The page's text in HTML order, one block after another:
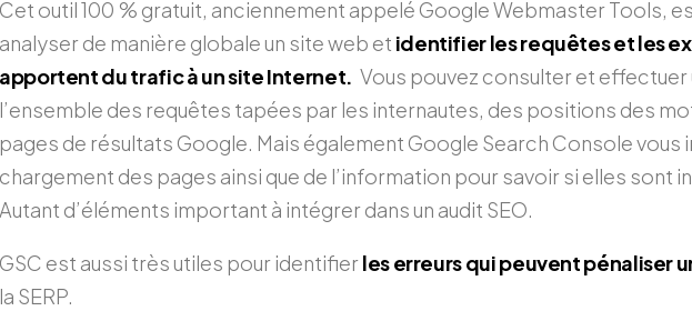
Cet outil 100 % gratuit, anciennement appelé Google Webmaster Tools,
analyser de manière globale un site web et identifier les requêtes et les
apportent du trafic à un site Internet. Vous pouvez consulter et effectuer
l’ensemble des requêtes tapées par les internautes, des positions des
pages de résultats Google. Mais également Google Search Console vous
chargement des pages ainsi que de l’information pour savoir si elles sont
Autant d’éléments important à intégrer dans un audit SEO.
GSC est aussi très utiles pour identifierles erreurs qui peuvent pénaliser
la SERP.